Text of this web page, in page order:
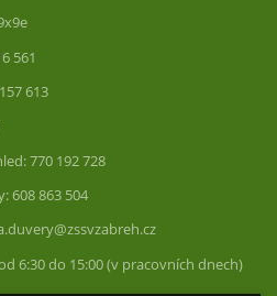
561
613
770 192 728
608 863 504
6:30 do 15:00 (v pracovních dnech)